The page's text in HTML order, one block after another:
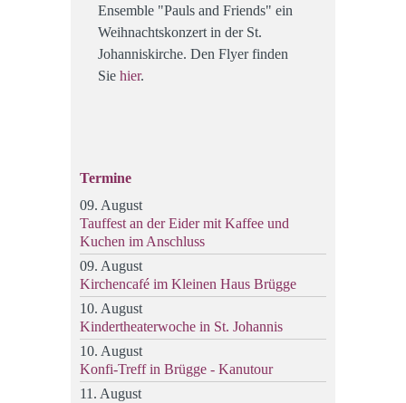
Ensemble "Pauls and Friends" ein
Weihnachtskonzert in der St.
Johanniskirche. Den Flyer finden
Sie hier.
Termine
09. August
Tauffest an der Eider mit Kaffee und
Kuchen im Anschluss
09. August
Kirchencafé im Kleinen Haus Brügge
10. August
Kindertheaterwoche in St. Johannis
10. August
Konfi-Treff in Brügge - Kanutour
11. August